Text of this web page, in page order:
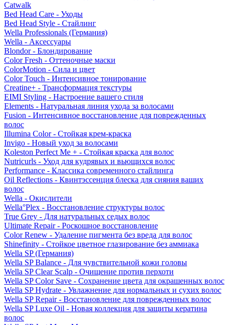
Catwalk
Bed Head Care - Уходы
Bed Head Style - Стайлинг
Wella Professionals (Германия)
Wella - Аксессуары
Blondor - Блондирование
Color Fresh - Оттеночные маски
ColorMotion - Сила и цвет
Color Touch - Интенсивное тонирование
Creatine+ - Трансформация текстуры
EIMI Styling - Настроение вашего стиля
Elements - Натуральная линия ухода за волосами
Fusion - Интенсивное восстановление для поврежденных
волос
Illumina Color - Стойкая крем-краска
Invigo - Новый уход за волосами
Koleston Perfect Me + - Стойкая краска для волос
Nutricurls - Уход для кудрявых и вьющихся волос
Performance - Классика современного стайлинга
Oil Reflections - Квинтэссенция блеска для сияния ваших
волос
Wella - Окислители
Wella°Plex - Восстановление структуры волос
True Grey - Для натуральных седых волос
Ultimate Repair - Роскошное восстановление
Color Renew - Удаление пигмента без вреда для волос
Shinefinity - Стойкое цветное глазирование без аммиака
Wella SP (Германия)
Wella SP Balance - Для чувствительной кожи головы
Wella SP Clear Scalp - Очищение против перхоти
Wella SP Color Save - Сохранение цвета для окрашенных волос
Wella SP Hydrate - Увлажнение для нормальных и сухих волос
Wella SP Repair - Восстановление для поврежденных волос
Wella SP Luxe Oil - Новая коллекция для защиты кератина
волос